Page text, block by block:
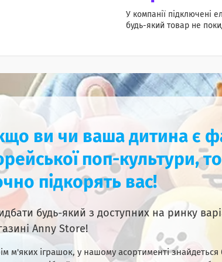
У компанії підключені
будь-який товар не
ви чи ваша дитина є
поп-культури,
підкорять вас!
будь-який з доступних на ринку
Anny Store!
м'яких іграшок, у нашому асортименті знайдеться